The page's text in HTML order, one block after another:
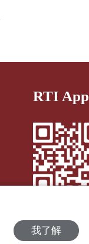
RTI App
我了解